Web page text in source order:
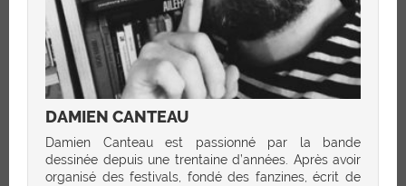
DAMIEN CANTEAU
Damien Canteau est passionné par la bande
dessinée depuis une trentaine d’années. Après avoir
organisé des festivals, fondé des fanzines, écrit de